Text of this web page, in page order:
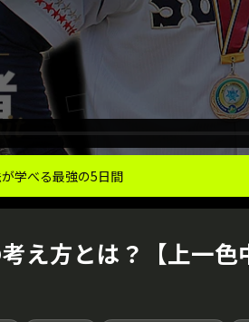
学べる最強の5日間
え方とは？【上一